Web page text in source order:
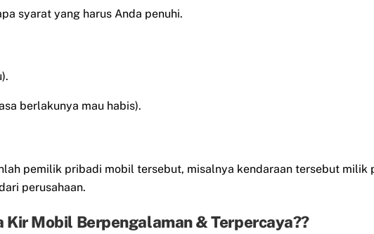
syarat yang harus Anda penuhi.
berlakunya mau habis).
pemilik pribadi mobil tersebut, misalnya kendaraan tersebut milik
perusahaan.
Kir Mobil Berpengalaman & Terpercaya??